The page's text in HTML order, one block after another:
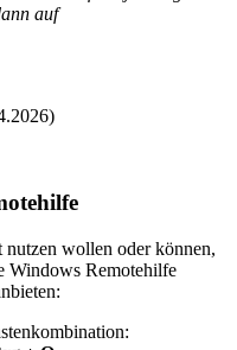
auf
nutzen wollen oder können,
Windows Remotehilfe